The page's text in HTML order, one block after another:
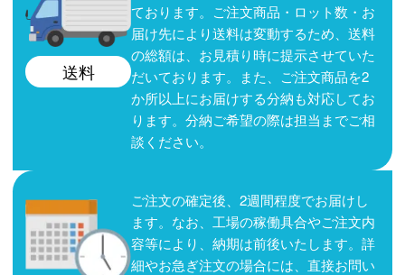
送料
ております。ご注文商品・ロット数・お
届け先により送料は変動するため、送料
の総額は、お見積り時に提示させていた
だいております。また、ご注文商品を2
か所以上にお届けする分納も対応してお
ります。分納ご希望の際は担当までご相
談ください。
ご注文の確定後、2週間程度でお届けし
ます。なお、工場の稼働具合やご注文内
容等により、納期は前後いたします。詳
細やお急ぎ注文の場合には、直接お問い